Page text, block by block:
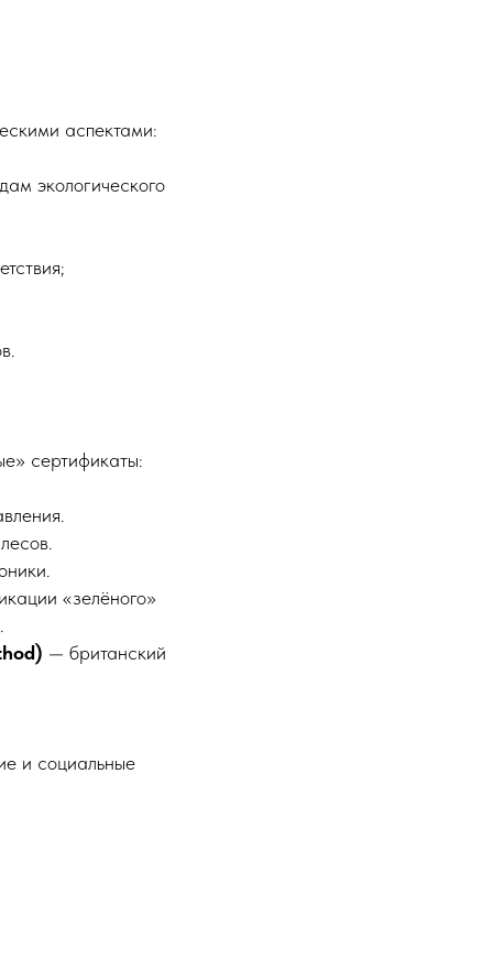
аспектами:
экологического
сертификаты:
«зелёного»
— британский
и социальные